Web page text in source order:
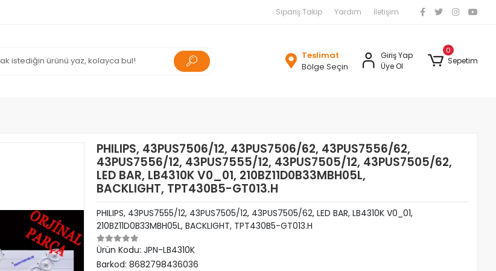
Sipariş Takip Yardım İletişim
Teslimat
Bölge Seçin
Giriş Yap
Üye Ol
0
Sepetim
PHILIPS, 43PUS7506/12, 43PUS7506/62, 43PUS7556/62,
43PUS7556/12, 43PUS7555/12, 43PUS7505/12, 43PUS7505/62,
LED BAR, LB4310K V0_01, 210BZ11D0B33MBH05L,
BACKLIGHT, TPT430B5-GT013.H
PHILIPS, 43PUS7555/12, 43PUS7505/12, 43PUS7505/62, LED BAR, LB4310K V0_01,
210BZ11D0B33MBH05L, BACKLIGHT, TPT430B5-GT013.H
Ürün Kodu: JPN-LB4310K
Barkod: 8682798436036